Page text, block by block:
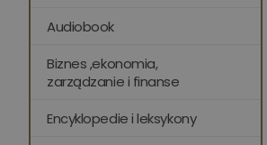
Audiobook
Biznes ,ekonomia,
zarządzanie i finanse
Encyklopedie i leksykony